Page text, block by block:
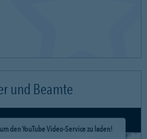
und Beamte
den YouTube Video-Service zu laden!